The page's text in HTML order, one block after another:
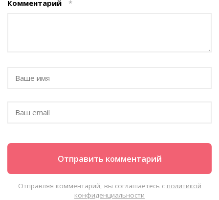
Комментарий *
Отправляя комментарий, вы соглашаетесь с политикой
конфиденциальности